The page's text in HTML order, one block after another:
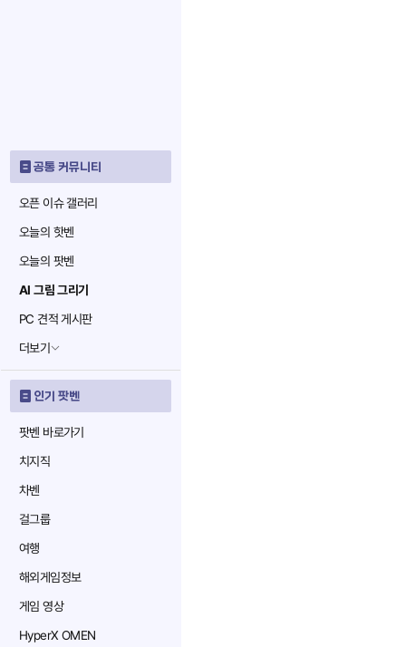
공통 커뮤니티
오픈 이슈 갤러리
오늘의 핫벤
오늘의 팟벤
AI 그림 그리기
PC 견적 게시판
더보기
인기 팟벤
팟벤 바로가기
치지직
차벤
걸그룹
여행
해외게임정보
게임 영상
HyperX OMEN